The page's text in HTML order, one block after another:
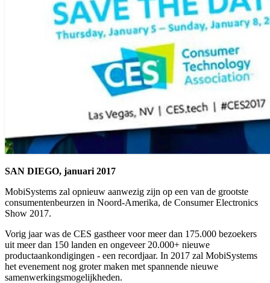
SAN DIEGO, januari 2017
MobiSystems zal opnieuw aanwezig zijn op een van de grootste
consumentenbeurzen in Noord-Amerika, de Consumer Electronics
Show 2017.
Vorig jaar was de CES gastheer voor meer dan 175.000 bezoekers
uit meer dan 150 landen en ongeveer 20.000+ nieuwe
productaankondigingen - een recordjaar. In 2017 zal MobiSystems
het evenement nog groter maken met spannende nieuwe
samenwerkingsmogelijkheden.